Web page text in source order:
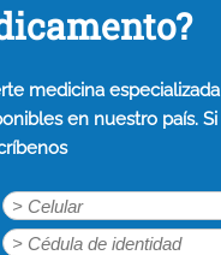
medicina especializada
en nuestro país. Si